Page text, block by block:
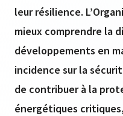
leur résilience.
mieux comprendre la
développements en
incidence sur la
de contribuer à la
énergétiques